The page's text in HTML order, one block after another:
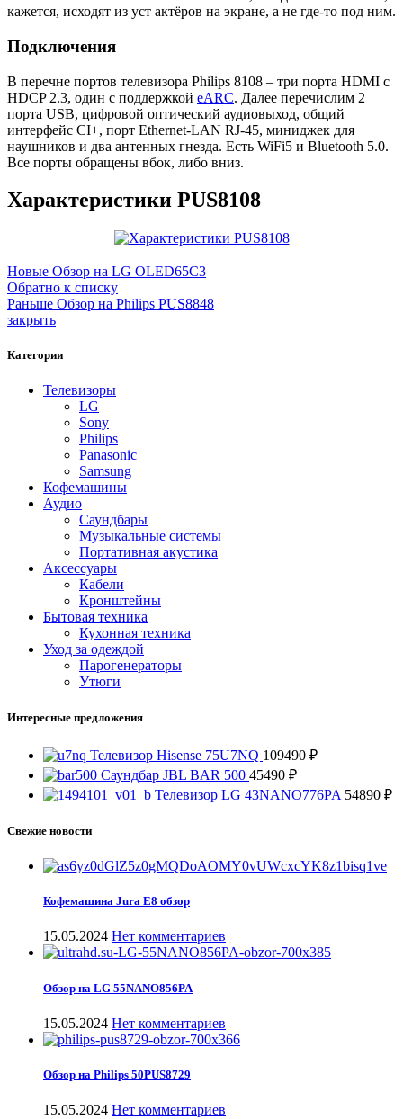
кажется, исходят из уст актёров на экране, а не где-то под ним.
Подключения
В перечне портов телевизора Philips 8108 – три порта HDMI с
HDCP 2.3, один с поддержкой eARC. Далее перечислим 2
порта USB, цифровой оптический аудиовыход, общий
интерфейс CI+, порт Ethernet-LAN RJ-45, миниджек для
наушников и два антенных гнезда. Есть WiFi5 и Bluetooth 5.0.
Все порты обращены вбок, либо вниз.
Характеристики PUS8108
Новые Обзор на LG OLED65C3
Обратно к списку
Раньше Обзор на Philips PUS8848
закрыть
Категории
Телевизоры
LG
Sony
Philips
Panasonic
Samsung
Кофемашины
Аудио
Саундбары
Музыкальные системы
Портативная акустика
Аксессуары
Кабели
Кронштейны
Бытовая техника
Кухонная техника
Уход за одеждой
Парогенераторы
Утюги
Интересные предложения
Телевизор Hisense 75U7NQ 109490 ₽
Саундбар JBL BAR 500 45490 ₽
Телевизор LG 43NANO776PA 54890 ₽
Свежие новости
Кофемашина Jura E8 обзор
15.05.2024 Нет комментариев
Обзор на LG 55NANO856PA
15.05.2024 Нет комментариев
Обзор на Philips 50PUS8729
15.05.2024 Нет комментариев